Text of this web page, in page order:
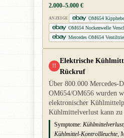
2.000–5.000 €
ANZEIGE
OM654
OM654 Nockenwelle
Mercedes OM654
!!
Elektrische
Rückruf
Über 800.000 Mercedes-
OM654/OM656 wurden
elektronischer
Kühlmittelverlust kann zu
Symptome:
Kühlmittel-Kontrollleuchte,